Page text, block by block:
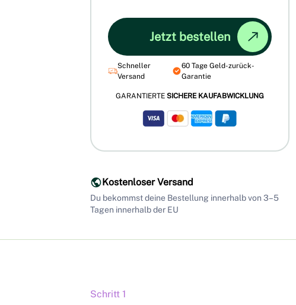
Jetzt bestellen
Schneller
Versand
60 Tage Geld-zurück-
Garantie
GARANTIERTE SICHERE KAUFABWICKLUNG
Kostenloser Versand
Du bekommst deine Bestellung innerhalb von 3–5
Tagen innerhalb der EU
Schritt 1